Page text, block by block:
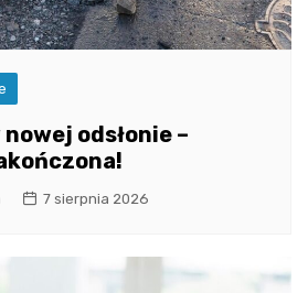
nowej odsłonie –
7 sierpnia 2026